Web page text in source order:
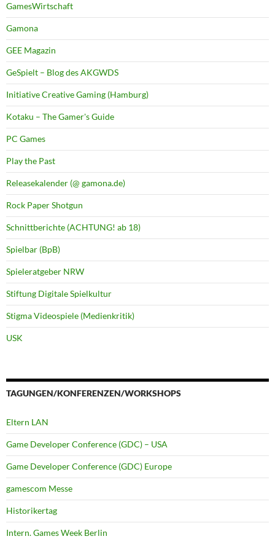
GamesWirtschaft
Gamona
GEE Magazin
GeSpielt – Blog des AKGWDS
Initiative Creative Gaming (Hamburg)
Kotaku – The Gamer's Guide
PC Games
Play the Past
Releasekalender (@ gamona.de)
Rock Paper Shotgun
Schnittberichte (ACHTUNG! ab 18)
Spielbar (BpB)
Spieleratgeber NRW
Stiftung Digitale Spielkultur
Stigma Videospiele (Medienkritik)
USK
TAGUNGEN/KONFERENZEN/WORKSHOPS
Eltern LAN
Game Developer Conference (GDC) – USA
Game Developer Conference (GDC) Europe
gamescom Messe
Historikertag
Intern. Games Week Berlin